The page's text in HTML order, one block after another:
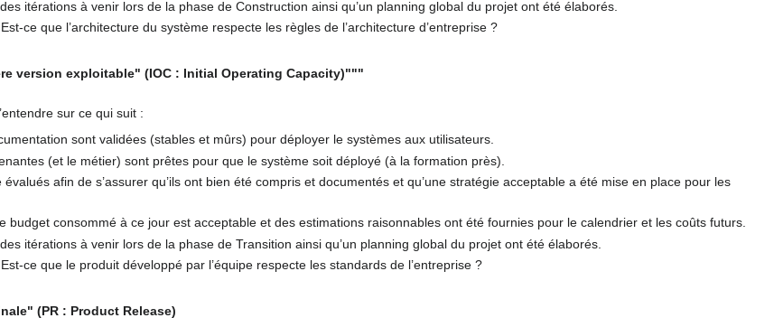
itérations à venir lors de la phase de Construction ainsi qu’un planning global du projet ont été élaborés.
Est-ce que l’architecture du système respecte les règles de l’architecture d’entreprise ?
version exploitable" (IOC : Initial Operating Capacity)"""
sur ce qui suit :
sont validées (stables et mûrs) pour déployer le systèmes aux utilisateurs.
(et le métier) sont prêtes pour que le système soit déployé (à la formation près).
afin de s’assurer qu’ils ont bien été compris et documentés et qu’une stratégie acceptable a été mise en place pour les
budget consommé à ce jour est acceptable et des estimations raisonnables ont été fournies pour le calendrier et les coûts futurs.
itérations à venir lors de la phase de Transition ainsi qu’un planning global du projet ont été élaborés.
Est-ce que le produit développé par l’équipe respecte les standards de l’entreprise ?
(PR : Product Release)